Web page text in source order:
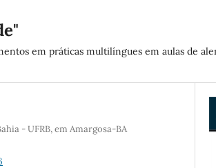
em práticas multilíngues em aulas de
- UFRB, em Amargosa-BA